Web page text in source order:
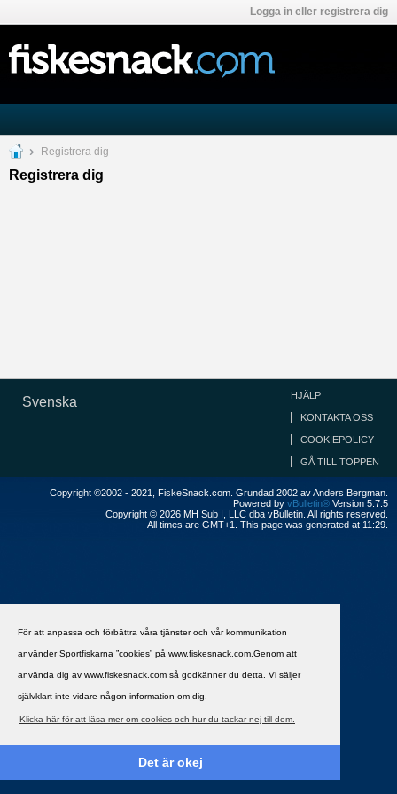
För att anpassa och förbättra våra tjänster och vår kommunikation
använder Sportfiskarna ”cookies” på www.fiskesnack.com.Genom att
använda dig av www.fiskesnack.com så godkänner du detta. Vi säljer
självklart inte vidare någon information om dig.
Klicka här för att läsa mer om cookies och hur du tackar nej till dem.
Det är okej
Logga in eller registrera dig
Registrera dig
Registrera dig
Svenska HJÄLP
KONTAKTA OSS
COOKIEPOLICY
GÅ TILL TOPPEN
Copyright ©2002 - 2021, FiskeSnack.com. Grundad 2002 av Anders Bergman.
Powered by vBulletin® Version 5.7.5
Copyright © 2026 MH Sub I, LLC dba vBulletin. All rights reserved.
All times are GMT+1. This page was generated at 11:29.